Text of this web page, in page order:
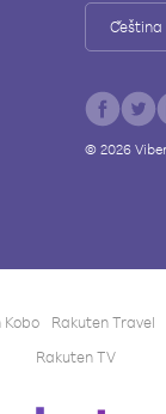
Čeština
© 2026
Kobo Rakuten Travel
Rakuten TV